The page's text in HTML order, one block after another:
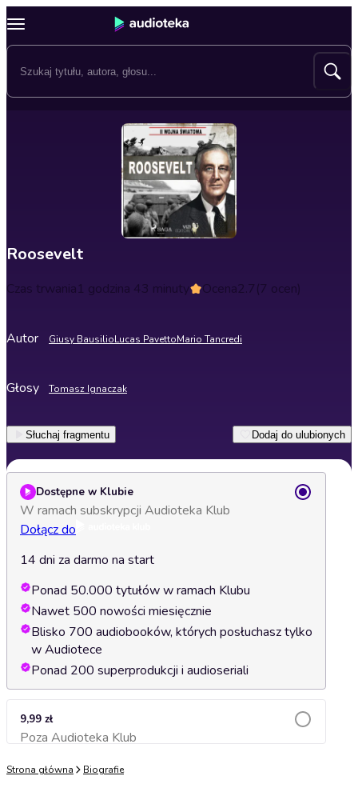
Roosevelt
Czas trwania1 godzina 43 minuty Ocena2.7(7 ocen)
Autor Giusy BausilioLucas PavettoMario Tancredi
Głosy Tomasz Ignaczak
Słuchaj fragmentu Dodaj do ulubionych
Dostępne w Klubie
W ramach subskrypcji Audioteka Klub
Dołącz do
14 dni za darmo na start
Ponad 50.000 tytułów w ramach Klubu
Nawet 500 nowości miesięcznie
Blisko 700 audiobooków, których posłuchasz tylko
w Audiotece
Ponad 200 superprodukcji i audioseriali
9,99 zł
Poza Audioteka KlubDodaj do koszyka
Strona główna Biografie